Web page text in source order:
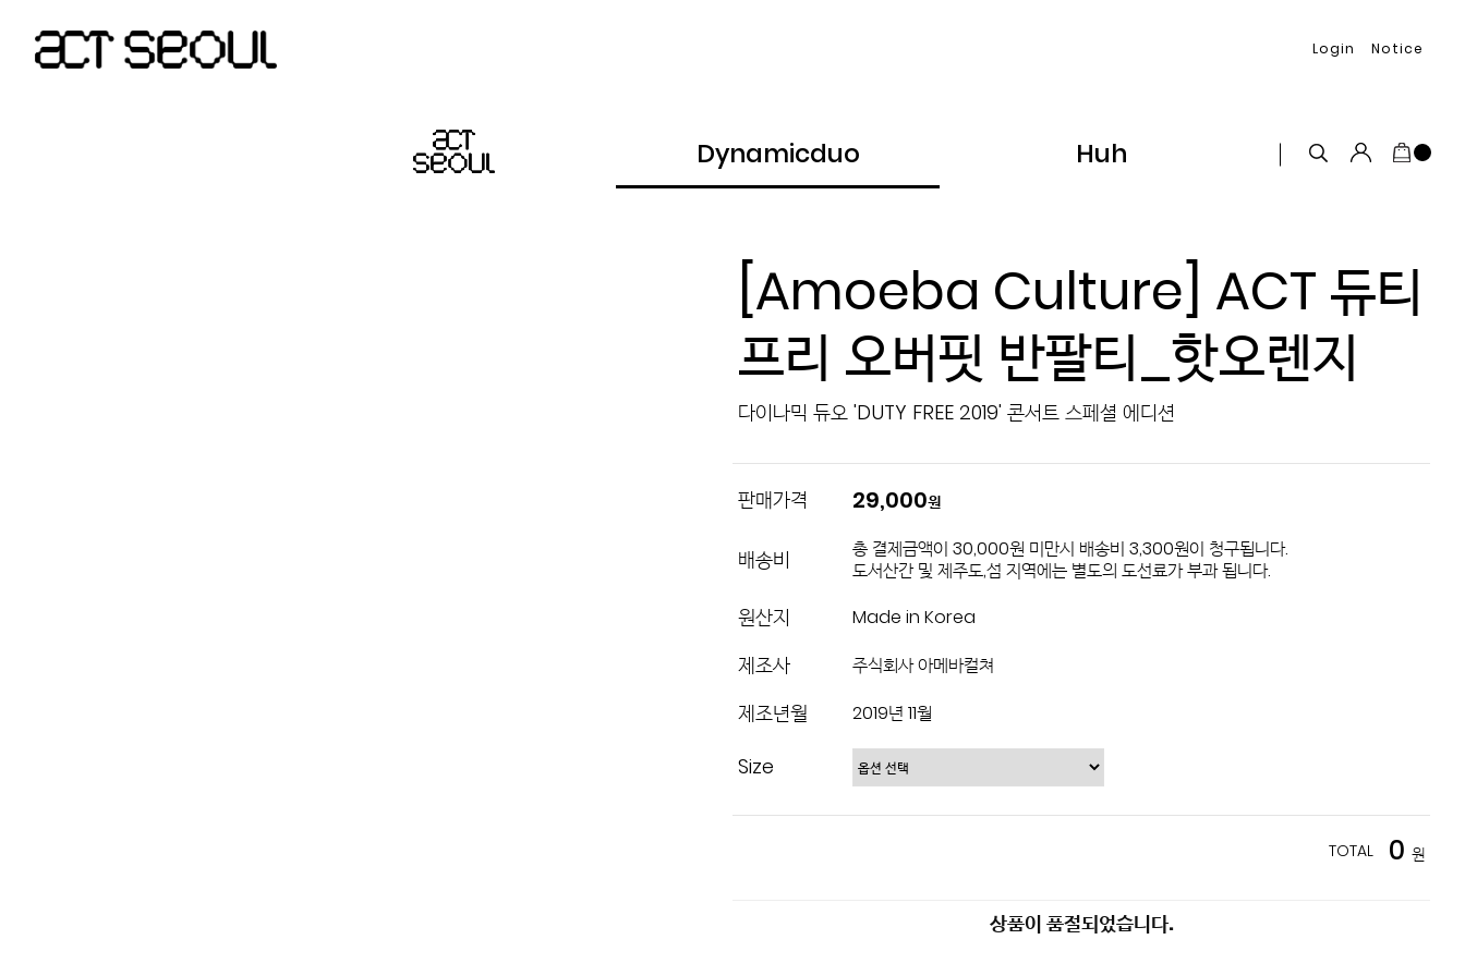
Login Notice
Dynamicduo Huh
[Amoeba Culture] ACT 듀티
프리 오버핏 반팔티_핫오렌지
다이나믹 듀오 'DUTY FREE 2019' 콘서트 스페셜 에디션
판매가격 29,000원
배송비
총 결제금액이 30,000원 미만시 배송비 3,300원이 청구됩니다.
도서산간 및 제주도,섬 지역에는 별도의 도선료가 부과 됩니다.
원산지 Made in Korea
제조사 주식회사 아메바컬쳐
제조년월 2019년 11월
Size
TOTAL 0 원
상품이 품절되었습니다.